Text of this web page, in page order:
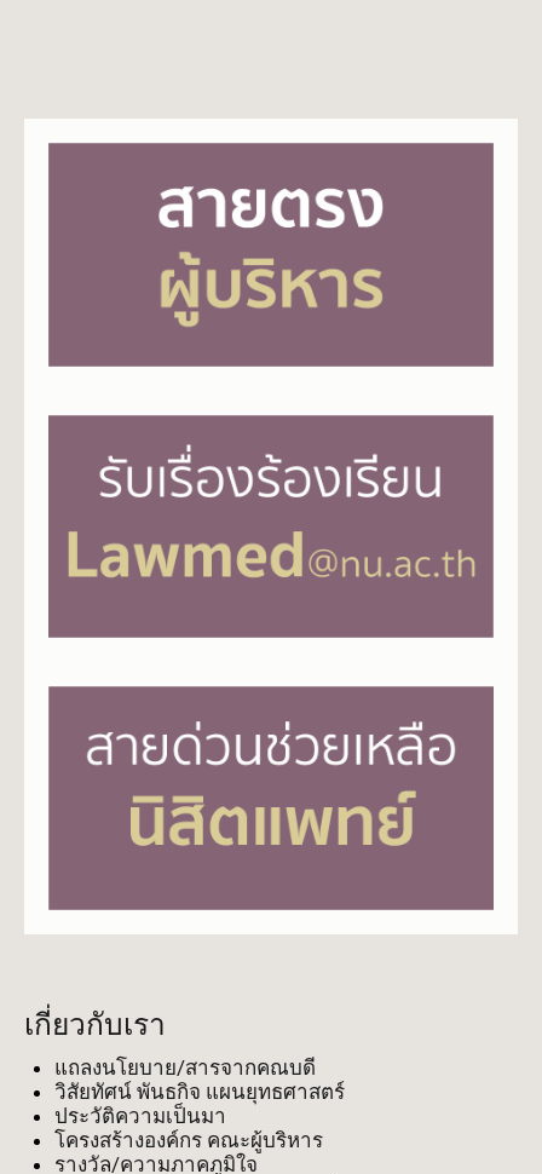
เกี่ยวกับเรา
แถลงนโยบาย/สารจากคณบดี
วิสัยทัศน์ พันธกิจ แผนยุทธศาสตร์
ประวัติความเป็นมา
โครงสร้างองค์กร คณะผู้บริหาร
รางวัล/ความภาคภูมิใจ